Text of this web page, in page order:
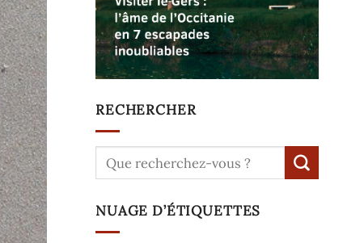
RECHERCHER
NUAGE D’ÉTIQUETTES